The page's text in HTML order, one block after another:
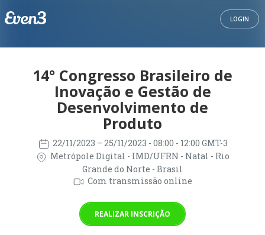
LOGIN
14° Congresso Brasileiro de
Inovação e Gestão de
Desenvolvimento de
Produto
22/11/2023 – 25/11/2023 - 08:00 - 12:00 GMT-3
Metrópole Digital - IMD/UFRN - Natal - Rio
Grande do Norte - Brasil
Com transmissão online
REALIZAR INSCRIÇÃO